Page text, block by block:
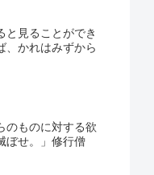
見ることができ
、かれはみずから
のものに対する欲
ぼせ。」修行僧